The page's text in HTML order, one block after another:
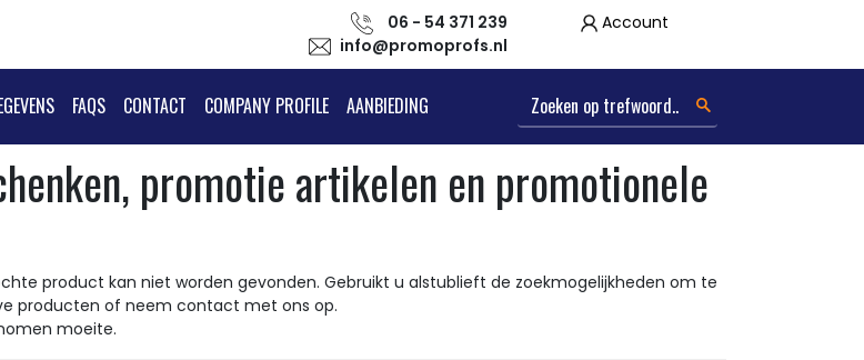
06 - 54 371 239
info@promoprofs.nl
Account
FAQS CONTACT COMPANY PROFILE AANBIEDING
promotie artikelen en promotionele
product kan niet worden gevonden. Gebruikt u alstublieft de zoekmogelijkheden om te
producten of neem contact met ons op.
moeite.